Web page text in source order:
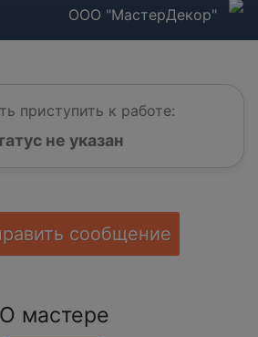
ООО "МастерДекор"
приступить к работе:
не указан
сообщение
О мастере